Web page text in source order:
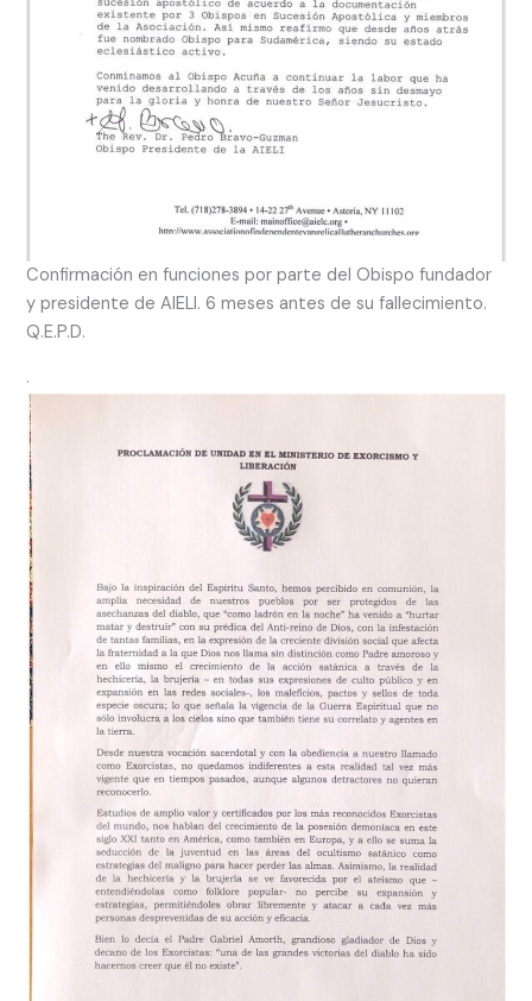
Confirmación en funciones por parte del Obispo fundador
y presidente de AIELI. 6 meses antes de su fallecimiento.
Q.E.P.D.
.